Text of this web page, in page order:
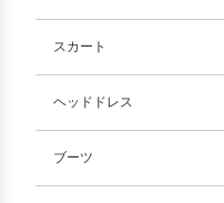
スカート
ヘッドドレス
ブーツ